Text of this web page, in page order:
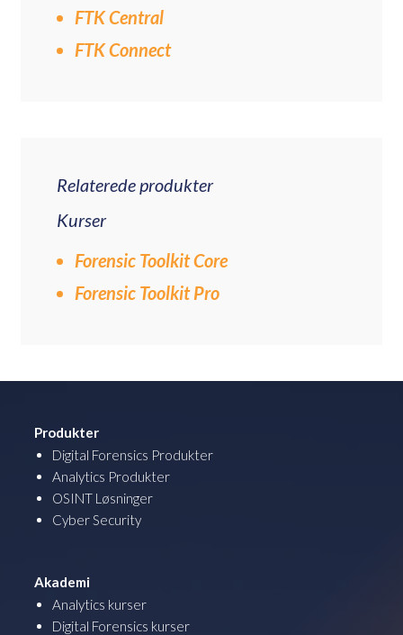
FTK Central
FTK Connect
Relaterede produkter
Kurser
Forensic Toolkit Core
Forensic Toolkit Pro
Produkter
Digital Forensics Produkter
Analytics Produkter
OSINT Løsninger
Cyber Security
Akademi
Analytics kurser
Digital Forensics kurser